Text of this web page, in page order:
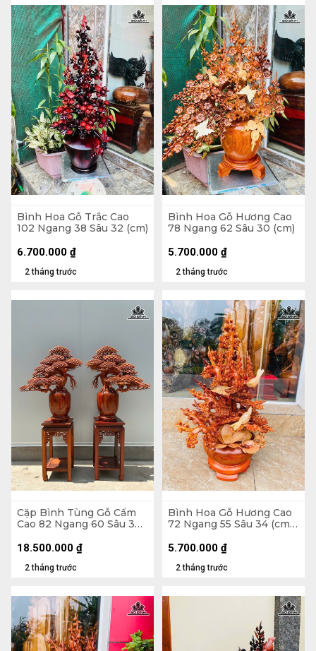
Bình Hoa Gỗ Trắc Cao
102 Ngang 38 Sâu 32 (cm)
2 tháng trước
6.700.000 ₫
Bình Hoa Gỗ Hương Cao
78 Ngang 62 Sâu 30 (cm)
2 tháng trước
5.700.000 ₫
Cặp Bình Tùng Gỗ Cẩm
Cao 82 Ngang 60 Sâu 30
2 tháng trước
18.500.000 ₫
Bình Hoa Gỗ Hương Cao
72 Ngang 55 Sâu 34 (cm)
2 tháng trước
5.700.000 ₫